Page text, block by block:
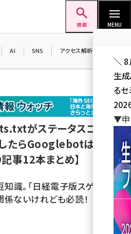
検索 MENU
AI SNS アクセス解析／データ分析
がステータスコード
たらGooglebotはそれ
事12本まとめ】
識。「日経電子版スゲー」の
ないけれども必読！
＼ 8
生
る
▼申